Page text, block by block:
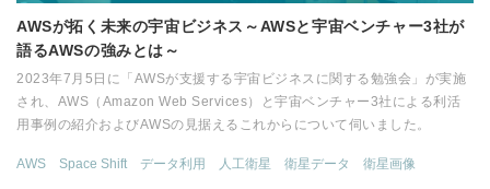
AWSが拓く未来の宇宙ビジネス～AWSと宇宙ベンチャー3社が
語るAWSの強みとは～
2023年7月5日に「AWSが支援する宇宙ビジネスに関する勉強会」が実施
され、AWS（Amazon Web Services）と宇宙ベンチャー3社による利活
用事例の紹介およびAWSの見据えるこれからについて伺いました。
AWS Space Shift データ利用 人工衛星 衛星データ 衛星画像